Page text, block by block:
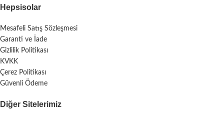
Hepsisolar
Mesafeli Satış Sözleşmesi
Garanti ve İade
Gizlilik Politikası
KVKK
Çerez Politikası
Güvenli Ödeme
Diğer Sitelerimiz